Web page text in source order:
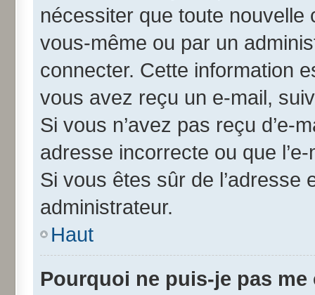
nécessiter que toute
vous-même ou par un
connecter. Cette information
vous avez reçu un e-mail,
Si vous n’avez pas reçu d’e-
adresse incorrecte ou que
Si vous êtes sûr de l’adresse
administrateur.
Haut
Pourquoi ne puis-je pas